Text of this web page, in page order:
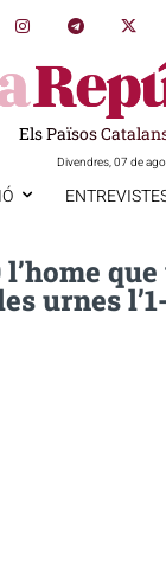
Els Països
Divendres, 07 de
urnes